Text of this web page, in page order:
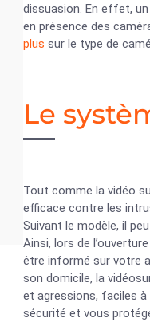
dissuasion. En effet,
en présence des
plus sur le type de
Le
Tout comme la vidéo
efficace contre les
Suivant le modèle, il
Ainsi, lors de
être informé sur votre
son domicile, la
et agressions, faciles
sécurité et vous